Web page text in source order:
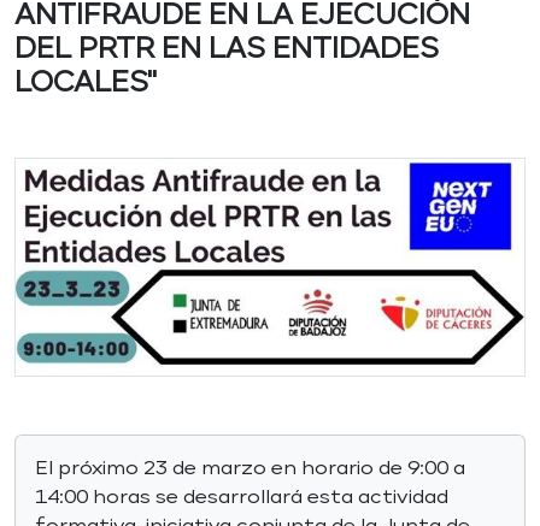
ANTIFRAUDE EN LA EJECUCIÓN
DEL PRTR EN LAS ENTIDADES
LOCALES"
El próximo 23 de marzo en horario de 9:00 a
14:00 horas se desarrollará esta actividad